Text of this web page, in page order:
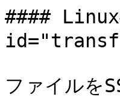
####
ファイルを